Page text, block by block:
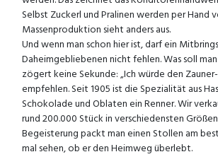
Selbst Zuckerl und Pralinen werden per Hand
Massenproduktion sieht anders aus.
Und wenn man schon hier ist, darf ein
Daheimgebliebenen nicht fehlen. Was soll
zögert keine Sekunde: „Ich würde den
empfehlen. Seit 1905 ist die Spezialität aus
Schokolade und Oblaten ein Renner. Wir
rund 200.000 Stück in verschiedensten
Begeisterung packt man einen Stollen am
mal sehen, ob er den Heimweg überlebt.